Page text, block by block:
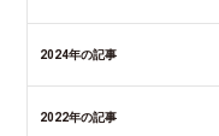
2024年の記事
2022年の記事